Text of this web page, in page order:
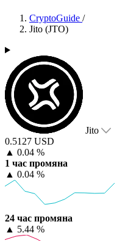
CryptoGuide /
Jito (JTO)
Jito
0.5127 USD
▲ 0.04 %
1 час промяна
▲ 0.04 %
24 час промяна
▲ 5.44 %